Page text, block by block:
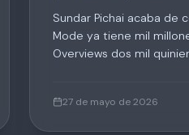
Sundar Pichai acaba de
Mode ya tiene mil
Overviews dos mil
optimizando para un
27 de mayo de 2026